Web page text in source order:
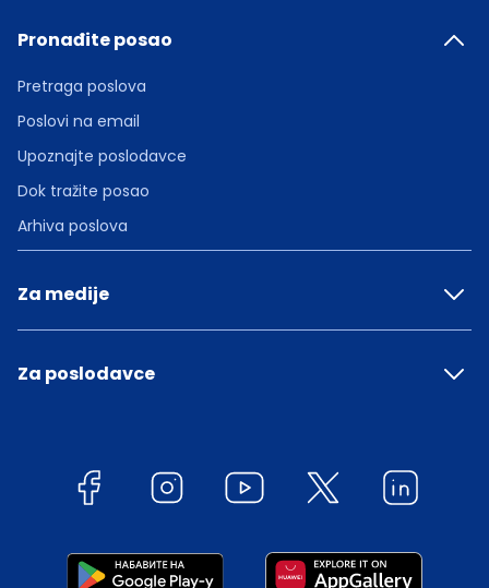
Pronađite posao
Pretraga poslova
Poslovi na email
Upoznajte poslodavce
Dok tražite posao
Arhiva poslova
Za medije
Za poslodavce